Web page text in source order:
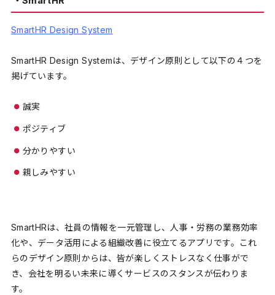
SmartHR Design System
SmartHR Design Systemは、デザイン原則として以下の４つを
掲げています。
誠実
ポジティブ
分かりやすい
親しみやすい
SmartHRは、社員の情報を一元管理し、人事・労務の業務効率
化や、データ活用による組織改善に役立てるアプリです。これ
らのデザイン原則からは、皆が楽しくストレスなく仕事がで
き、会社を明るい未来に導くサービスのスタンスが伝わりま
す。